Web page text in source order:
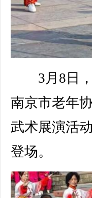
3月8日，
南京市老年
武术展演活
登场。